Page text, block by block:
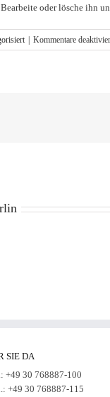
oder lösche ihn
Kommentare
SIE DA
+49 30 768887-100
+49 30 768887-115